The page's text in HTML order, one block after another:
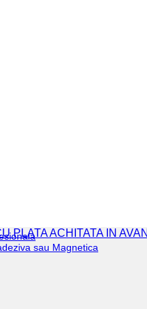
sau Magnetica
PLATA ACHITATA IN